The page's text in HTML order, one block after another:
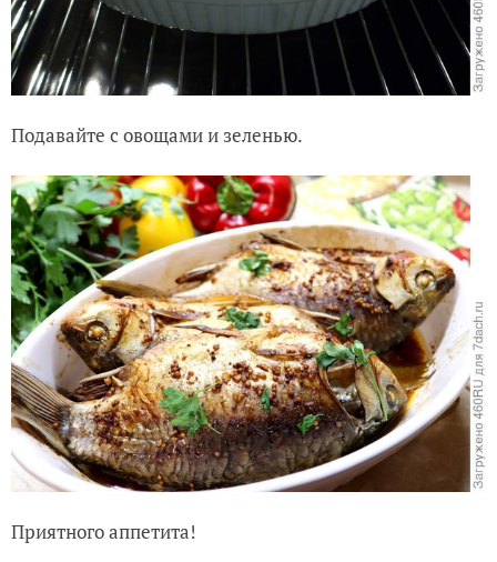
Подавайте с овощами и зеленью.
Приятного аппетита!